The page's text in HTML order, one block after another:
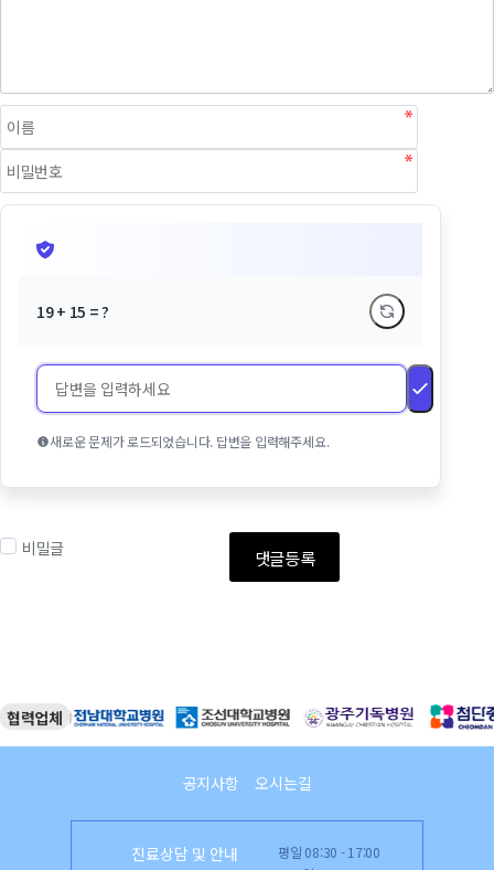
19 + 15 = ?
새로운 문제가 로드되었습니다. 답변을 입력해주세요.
비밀글 댓글등록
협력업체
공지사항 오시는길
진료상담 및 안내
평일 08:30 - 17:00